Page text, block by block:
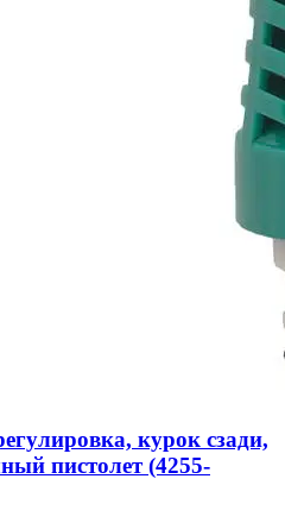
курок сзади,
пистолет (4255-